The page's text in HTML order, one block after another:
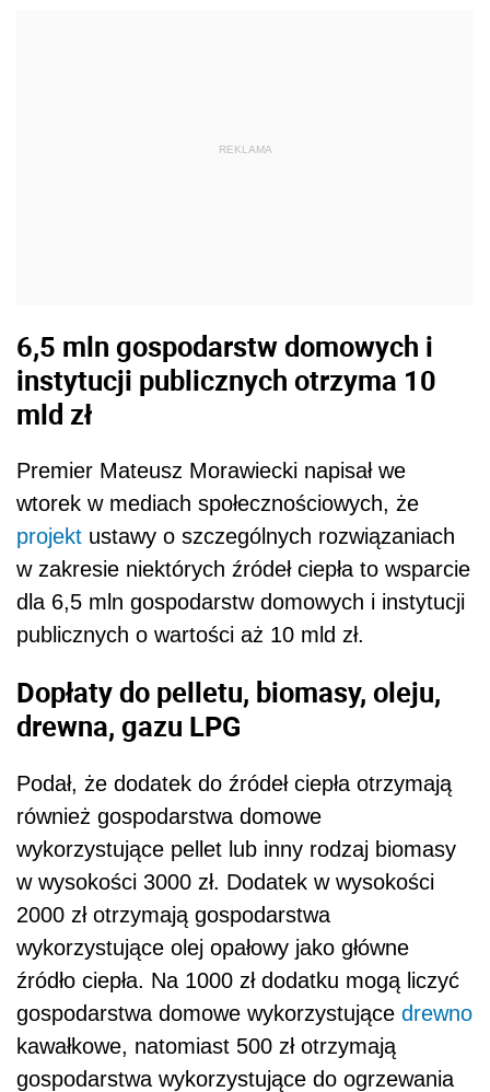
REKLAMA
6,5 mln gospodarstw domowych i
instytucji publicznych otrzyma 10
mld zł
Premier Mateusz Morawiecki napisał we
wtorek w mediach społecznościowych, że
projekt ustawy o szczególnych rozwiązaniach
w zakresie niektórych źródeł ciepła to wsparcie
dla 6,5 mln gospodarstw domowych i instytucji
publicznych o wartości aż 10 mld zł.
Dopłaty do pelletu, biomasy, oleju,
drewna, gazu LPG
Podał, że dodatek do źródeł ciepła otrzymają
również gospodarstwa domowe
wykorzystujące pellet lub inny rodzaj biomasy
w wysokości 3000 zł. Dodatek w wysokości
2000 zł otrzymają gospodarstwa
wykorzystujące olej opałowy jako główne
źródło ciepła. Na 1000 zł dodatku mogą liczyć
gospodarstwa domowe wykorzystujące drewno
kawałkowe, natomiast 500 zł otrzymają
gospodarstwa wykorzystujące do ogrzewania